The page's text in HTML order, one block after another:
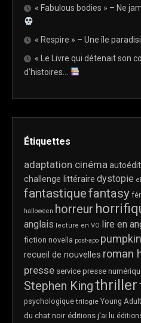
« Fabulous bodies » – Ne
« Respire » – Une île
« Le Livre qui détenait son
d’histoires…
Étiquettes
adaptation cinéma
challenge littéraire dystopie
fantastiquefantasy
halloween horreur
anglais lecture en VO lire en
fiction novella post-apo
recueil de nouvelles roman
presse service presse
Stephen Kingthriller
psychologique trilogie Young Adult
du chat noir éditions j'ai lu